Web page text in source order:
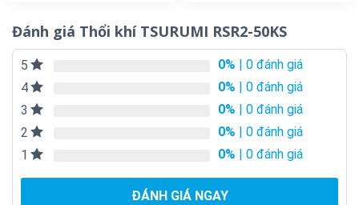
Đánh giá Thổi khí TSURUMI RSR2-50KS
5 0% | 0 đánh giá
4
0% | 0 đánh giá
3
0% | 0 đánh giá
2
0% | 0 đánh giá
1
0% | 0 đánh giá
ĐÁNH GIÁ NGAY